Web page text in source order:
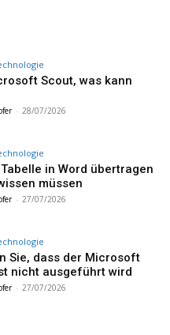
Scout, was kann
- 28/07/2026
in Word übertragen
müssen
- 27/07/2026
Sie, dass der Microsoft
nicht ausgeführt wird
- 27/07/2026